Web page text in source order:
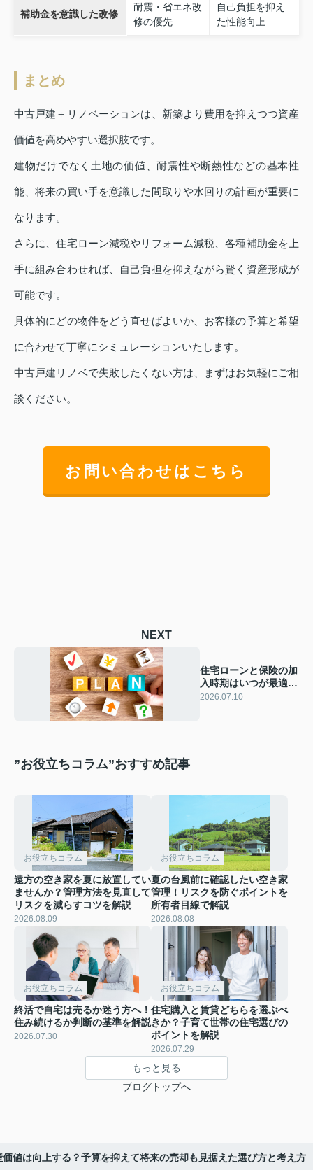
補助金を意識した改修
耐震・省エネ改
修の優先
自己負担を抑え
た性能向上
まとめ
中古戸建＋リノベーションは、新築より費用を抑えつつ資産
価値を高めやすい選択肢です。
建物だけでなく土地の価値、耐震性や断熱性などの基本性
能、将来の買い手を意識した間取りや水回りの計画が重要に
なります。
さらに、住宅ローン減税やリフォーム減税、各種補助金を上
手に組み合わせれば、自己負担を抑えながら賢く資産形成が
可能です。
具体的にどの物件をどう直せばよいか、お客様の予算と希望
に合わせて丁寧にシミュレーションいたします。
中古戸建リノベで失敗したくない方は、まずはお気軽にご相
談ください。
お問い合わせはこちら
NEXT
住宅ローンと保険の加
入時期はいつが最適？
失敗しないタイミング
2026.07.10
”お役立ちコラム”おすすめ記事
お役立ちコラム
遠方の空き家を夏に放置してい
ませんか？管理方法を見直して
リスクを減らすコツを解説
2026.08.09
お役立ちコラム
夏の台風前に確認したい空き家
管理！リスクを防ぐポイントを
所有者目線で解説
2026.08.08
お役立ちコラム
終活で自宅は売るか迷う方へ！
住み続けるか判断の基準を解説
2026.07.30
お役立ちコラム
住宅購入と賃貸どちらを選ぶべ
きか？子育て世帯の住宅選びの
ポイントを解説
2026.07.29
もっと見る
ブログトップへ
値は向上する？予算を抑えて将来の売却も見据えた選び方と考え方